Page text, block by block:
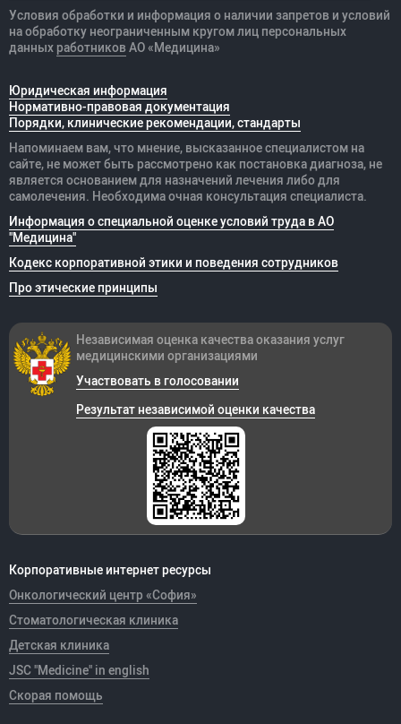
Условия обработки и информация о наличии запретов и условий
на обработку неограниченным кругом лиц персональных
данных работников АО «Медицина»
Юридическая информация
Нормативно-правовая документация
Порядки, клинические рекомендации, стандарты
Напоминаем вам, что мнение, высказанное специалистом на
сайте, не может быть рассмотрено как постановка диагноза, не
является основанием для назначений лечения либо для
самолечения. Необходима очная консультация специалиста.
Информация о специальной оценке условий труда в АО
"Медицина"
Кодекс корпоративной этики и поведения сотрудников
Про этические принципы
Корпоративные интернет ресурсы
Онкологический центр «София»
Стоматологическая клиника
Детская клиника
JSC "Medicine" in english
Скорая помощь
Независимая оценка качества оказания услуг
медицинскими организациями
Участвовать в голосовании
Результат независимой оценки качества